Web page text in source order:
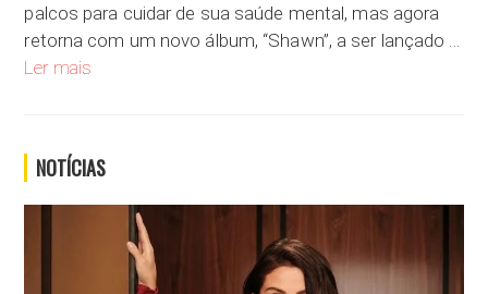
palcos para cuidar de sua saúde mental, mas agora
retorna com um novo álbum, “Shawn”, a ser lançado …
Ler mais
NOTÍCIAS